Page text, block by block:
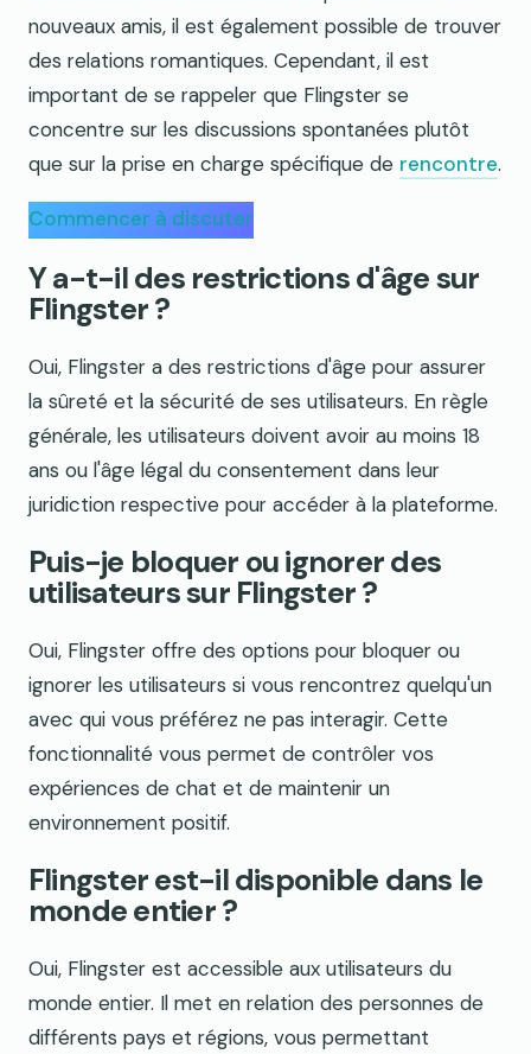
nouveaux amis, il est également possible de trouver
des relations romantiques. Cependant, il est
important de se rappeler que Flingster se
concentre sur les discussions spontanées plutôt
que sur la prise en charge spécifique de rencontre.
Commencer à discuter
Y a-t-il des restrictions d'âge sur
Flingster ?
Oui, Flingster a des restrictions d'âge pour assurer
la sûreté et la sécurité de ses utilisateurs. En règle
générale, les utilisateurs doivent avoir au moins 18
ans ou l'âge légal du consentement dans leur
juridiction respective pour accéder à la plateforme.
Puis-je bloquer ou ignorer des
utilisateurs sur Flingster ?
Oui, Flingster offre des options pour bloquer ou
ignorer les utilisateurs si vous rencontrez quelqu'un
avec qui vous préférez ne pas interagir. Cette
fonctionnalité vous permet de contrôler vos
expériences de chat et de maintenir un
environnement positif.
Flingster est-il disponible dans le
monde entier ?
Oui, Flingster est accessible aux utilisateurs du
monde entier. Il met en relation des personnes de
différents pays et régions, vous permettant